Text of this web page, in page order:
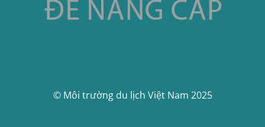
© Môi trường du lịch Việt Nam 2025